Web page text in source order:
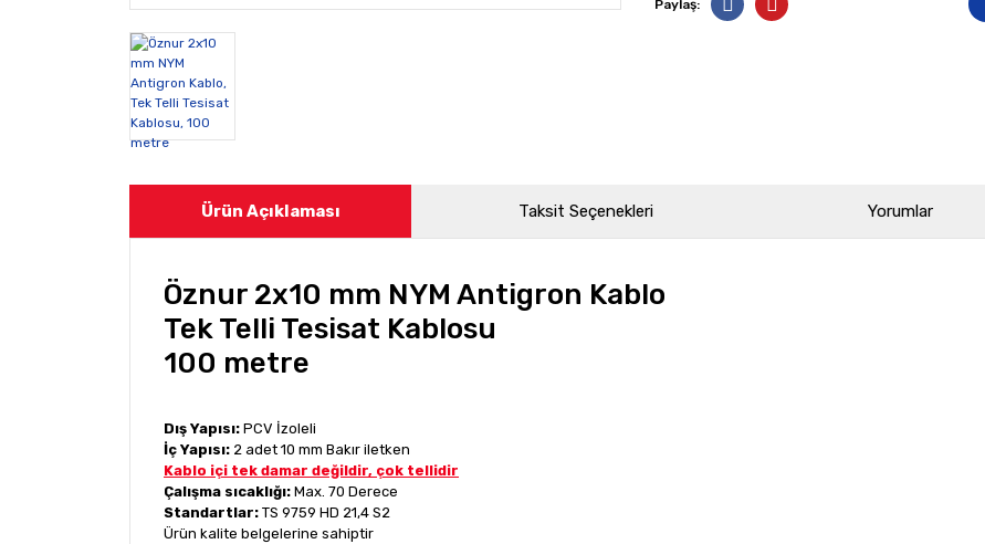
Paylaş:
Ürün Açıklaması Taksit Seçenekleri Yorumlar
Öznur 2x10 mm NYM Antigron Kablo
Tek Telli Tesisat Kablosu
100 metre
Dış Yapısı: PCV İzoleli
İç Yapısı: 2 adet 10 mm Bakır iletken
Kablo içi tek damar değildir, çok tellidir
Çalışma sıcaklığı: Max. 70 Derece
Standartlar: TS 9759 HD 21,4 S2
Ürün kalite belgelerine sahiptir